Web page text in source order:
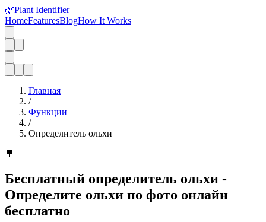
🌿Plant Identifier
HomeFeaturesBlogHow It Works
Главная
/
Функции
/
Определитель ольхи
🌳
Бесплатный определитель ольхи -
Определите ольхи по фото онлайн
бесплатно